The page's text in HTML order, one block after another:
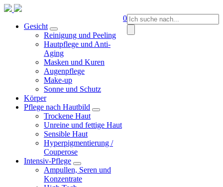
Springen
zum
Gesicht
Reinigung und Peeling
Hautpflege und Anti-
Aging
Masken und Kuren
Augenpflege
Make-up
Sonne und Schutz
Körper
Pflege nach Hautbild
Trockene Haut
Unreine und fettige Haut
Sensible Haut
Hyperpigmentierung /
Couperose
Intensiv-Pflege
Ampullen, Seren und
Konzentrate
0Suche
nach: